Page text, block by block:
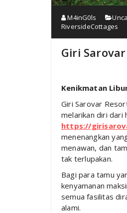
M4inG0ls
RiversideCottages
Giri
Kenikmatan
Giri Sarovar
melarikan diri dari
https://
menenangkan
menawan, dan
tak terlupakan.
Bagi para tamu
kenyamanan
semua fasilitas
alami.